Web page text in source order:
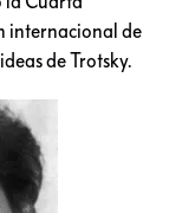
internacional de
de Trotsky.